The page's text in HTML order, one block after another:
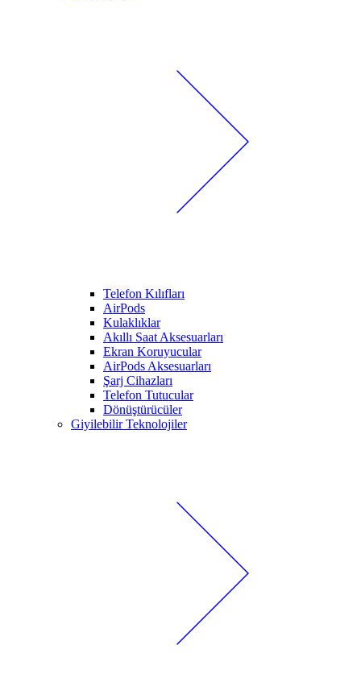
Telefon Kılıfları
AirPods
Kulaklıklar
Akıllı Saat Aksesuarları
Ekran Koruyucular
AirPods Aksesuarları
Şarj Cihazları
Telefon Tutucular
Dönüştürücüler
Giyilebilir Teknolojiler